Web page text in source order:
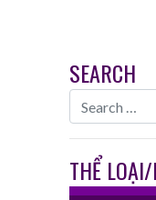
SEARCH
THỂ